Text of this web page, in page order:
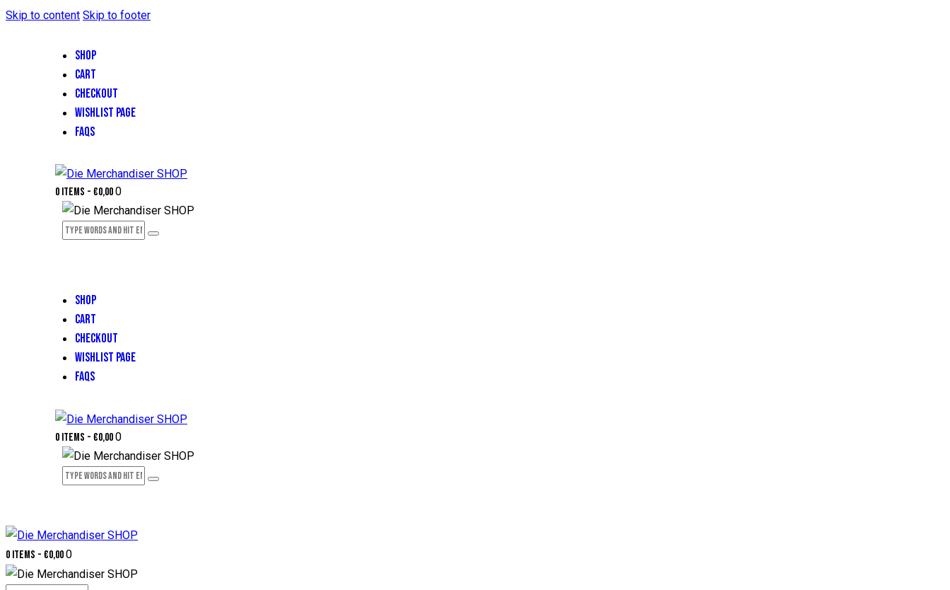
Skip to content Skip to footer
SHOP
CART
CHECKOUT
WISHLIST PAGE
FAQS
0 items - €0,000
SHOP
CART
CHECKOUT
WISHLIST PAGE
FAQS
0 items - €0,000
0 items - €0,000